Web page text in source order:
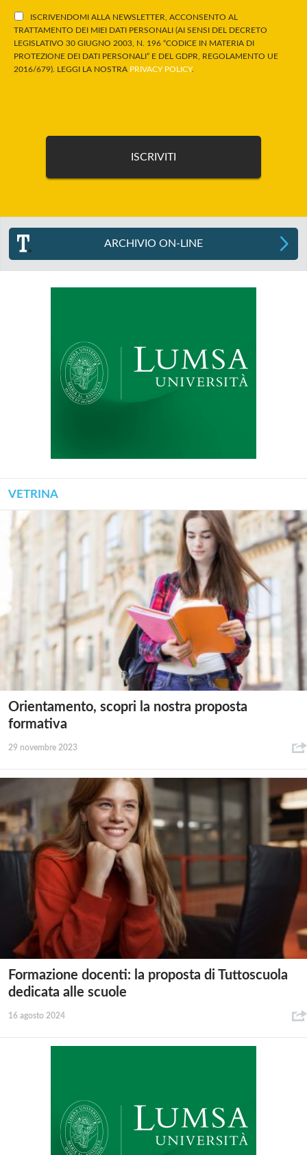
ISCRIVENDOMI ALLA NEWSLETTER, ACCONSENTO AL
TRATTAMENTO DEI MIEI DATI PERSONALI (AI SENSI DEL DECRETO
LEGISLATIVO 30 GIUGNO 2003, N. 196 “CODICE IN MATERIA DI
PROTEZIONE DEI DATI PERSONALI” E DEL GDPR, REGOLAMENTO UE
2016/679). LEGGI LA NOSTRA PRIVACY POLICY.
ARCHIVIO ON-LINE
VETRINA
Orientamento, scopri la nostra proposta
formativa
29 novembre 2023
Formazione docenti: la proposta di Tuttoscuola
dedicata alle scuole
16 agosto 2024